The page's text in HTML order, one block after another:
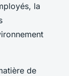
la
de